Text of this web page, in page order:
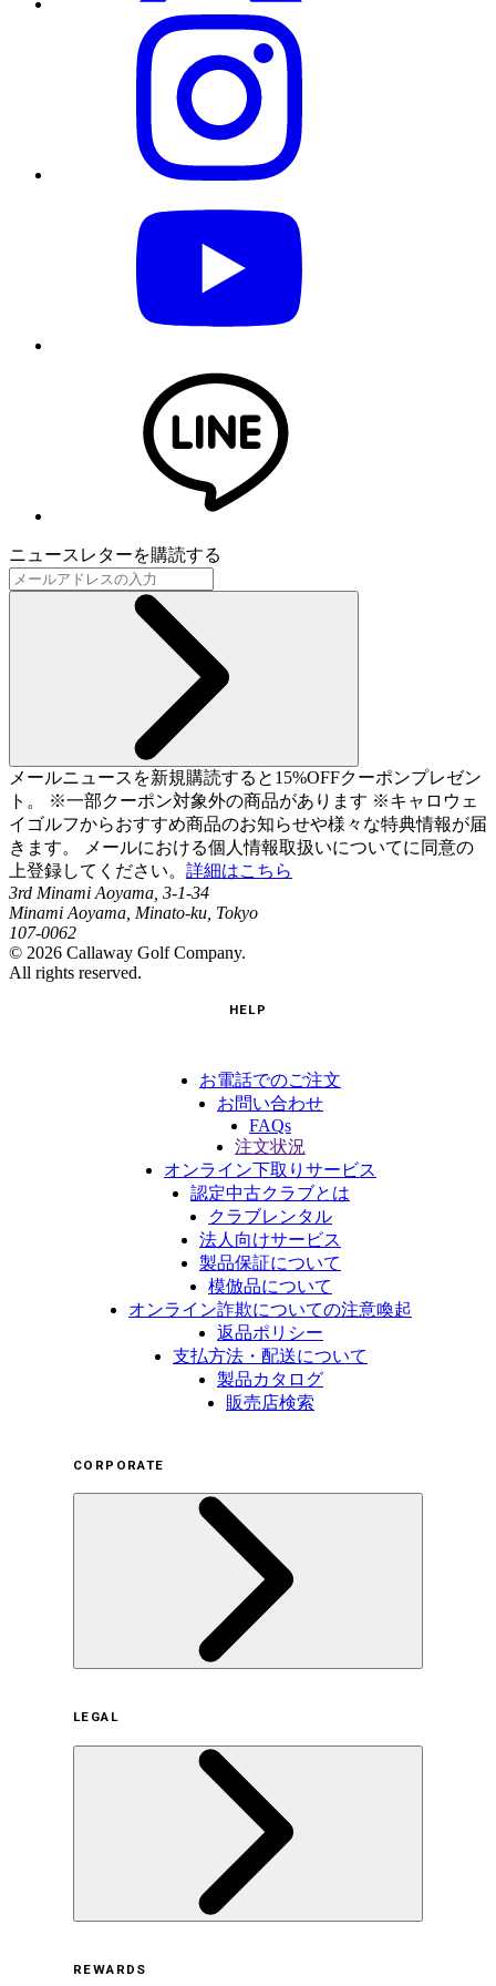
ニュースレターを購読する
メールニュースを新規購読すると15%OFFクーポンプレゼン
ト。 ※一部クーポン対象外の商品があります ※キャロウェ
イゴルフからおすすめ商品のお知らせや様々な特典情報が届
きます。 メールにおける個人情報取扱いについてに同意の
上登録してください。 詳細はこちら
3rd Minami Aoyama, 3-1-34
Minami Aoyama, Minato-ku, Tokyo
107-0062
© 2026 Callaway Golf Company.
All rights reserved.
HELP
お電話でのご注文
お問い合わせ
FAQs
注文状況
オンライン下取りサービス
認定中古クラブとは
クラブレンタル
法人向けサービス
製品保証について
模倣品について
オンライン詐欺についての注意喚起
返品ポリシー
支払方法・配送について
製品カタログ
販売店検索
CORPORATE
サステナビリティの取り組み（日本）
サステナビリティの取り組み（米国/英語）
ヒストリー
採用情報
LEGAL
REWARDS